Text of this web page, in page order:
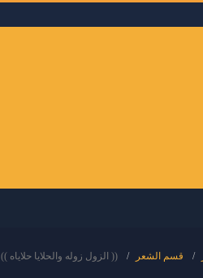
قسم الشعر (( الزول زوله والحلايا حلاياه ))